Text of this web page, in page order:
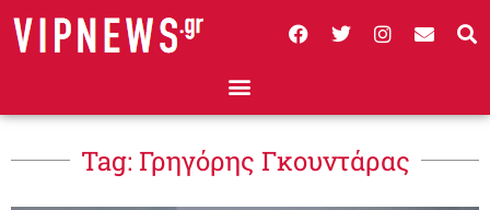
Tag: Γρηγόρης Γκουντάρας